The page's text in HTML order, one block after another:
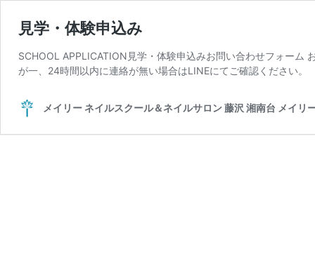
見学・体験申込み
SCHOOL APPLICATION見学・体験申込みお問い合わせフォーム
が一、24時間以内に連絡が無い場合はLINEにてご確認ください。
メイリー ネイルスクール＆ネイルサロン 藤沢 湘南台 メイリ